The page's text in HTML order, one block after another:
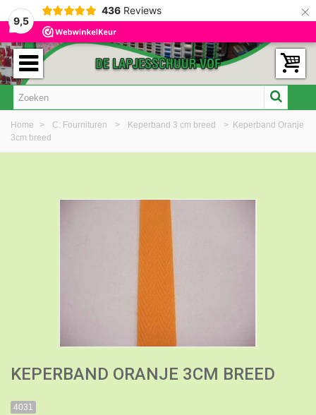
9,5
436 Reviews ×
Home > C: Fournituren > Keperband 3 cm breed > Keperband Oranje
3cm breed
KEPERBAND ORANJE 3CM BREED
4031